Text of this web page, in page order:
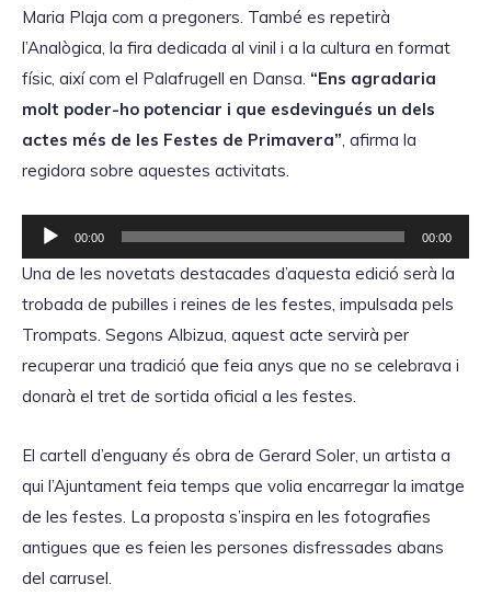
Maria Plaja com a pregoners. També es repetirà
l’Analògica, la fira dedicada al vinil i a la cultura en format
físic, així com el Palafrugell en Dansa. “Ens agradaria
molt poder-ho potenciar i que esdevingués un dels
actes més de les Festes de Primavera”, afirma la
regidora sobre aquestes activitats.
e
00:00 00:00
Una de les novetats destacades d’aquesta edició serà la
trobada de pubilles i reines de les festes, impulsada pels
Trompats. Segons Albizua, aquest acte servirà per
recuperar una tradició que feia anys que no se celebrava i
donarà el tret de sortida oficial a les festes.
El cartell d’enguany és obra de Gerard Soler, un artista a
qui l’Ajuntament feia temps que volia encarregar la imatge
de les festes. La proposta s’inspira en les fotografies
antigues que es feien les persones disfressades abans
del carrusel.